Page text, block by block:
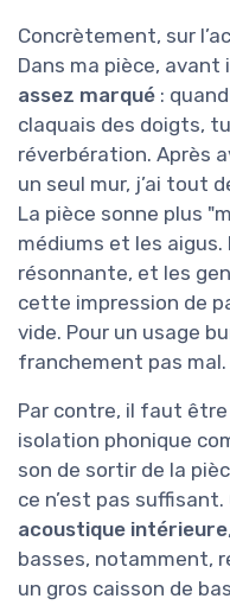
Concrètement, sur
Dans ma pièce,
assez marqué :
claquais des doigts,
réverbération. Après
un seul mur, j’ai tout
La pièce sonne plus
médiums et les aigus.
résonnante, et les
cette impression de
vide. Pour un usage
franchement pas mal.
Par contre, il faut être
isolation phonique
son de sortir de la
ce n’est pas
acoustique intérieure
basses, notamment,
un gros caisson de